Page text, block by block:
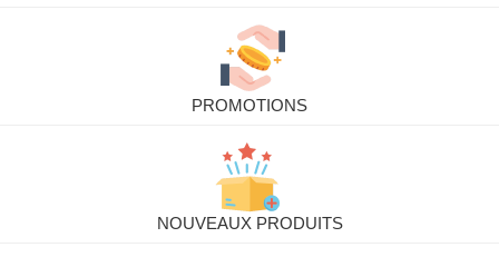
PROMOTIONS
NOUVEAUX PRODUITS